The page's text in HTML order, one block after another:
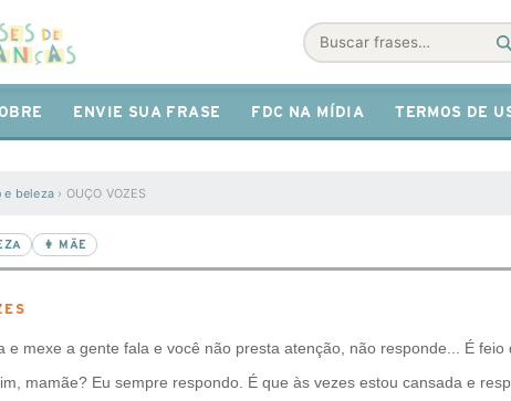
Buscar
ENVIE SUA FRASE FDC NA MÍDIA TERMOS DE
e beleza › OUÇO VOZES
👩 MÃE
e mexe a gente fala e você não presta atenção, não responde... É
mamãe? Eu sempre respondo. É que às vezes estou cansada e